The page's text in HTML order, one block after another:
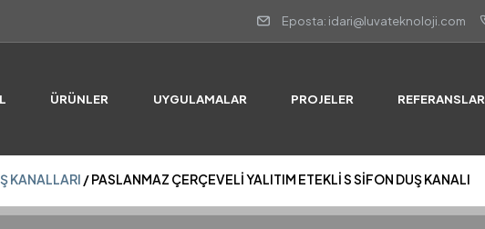
Eposta: idari@luvateknoloji.com
ÜRÜNLER UYGULAMALAR PROJELER REFERANSLAR
KANALLARI/ PASLANMAZ ÇERÇEVELİ YALITIM ETEKLİ S SİFON DUŞ KANALI
KANALLARI / PASLANMAZ ÇERÇEVELİ YALITIM ETEKLİ S SİFON DUŞ KANALI